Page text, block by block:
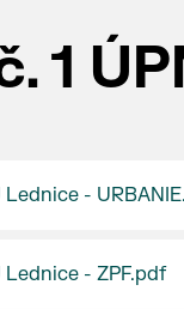
1
Lednice -
Lednice - ZPF.pdf